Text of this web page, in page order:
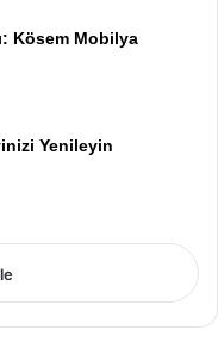
Kösem Mobilya
Yenileyin